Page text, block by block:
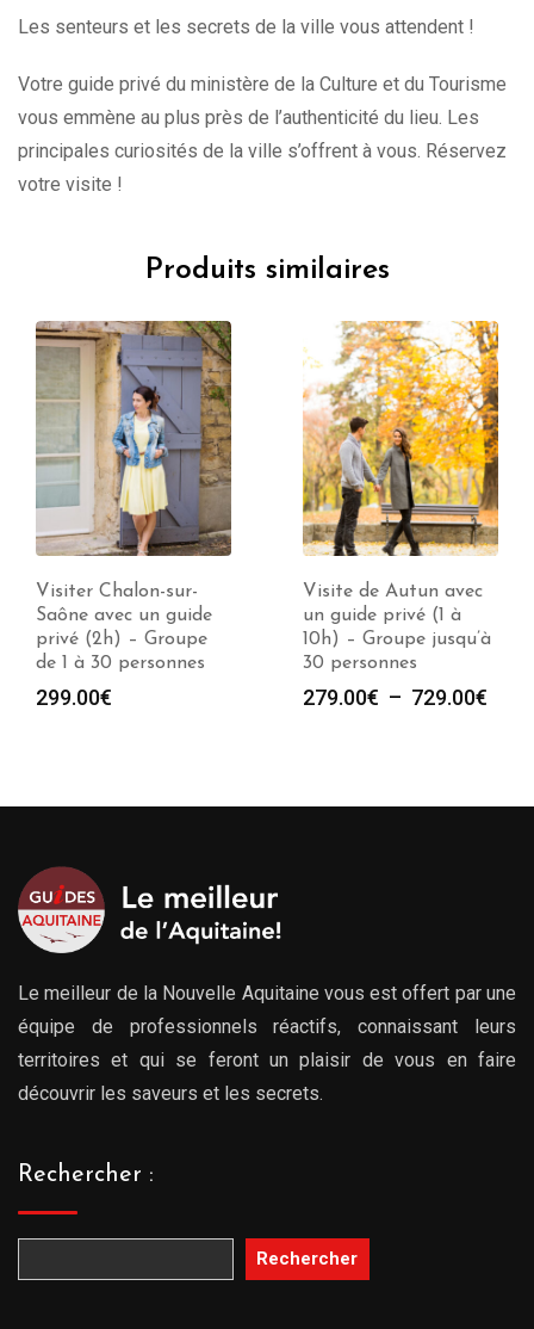
Les senteurs et les secrets de la ville vous attendent !
Votre guide privé du ministère de la Culture et du Tourisme
vous emmène au plus près de l’authenticité du lieu. Les
principales curiosités de la ville s’offrent à vous. Réservez
votre visite !
Produits similaires
Visite de Autun avec
un guide privé (1 à
10h) – Groupe jusqu’à
30 personnes
279.00€
à
Visite de Avallon avec
un guide privé (1 à
10h) – Groupe jusqu’à
30 personnes
279.00€ – 729.00€
à
Le meilleur de la Nouvelle Aquitaine vous est offert par une
équipe de professionnels réactifs, connaissant leurs
territoires et qui se feront un plaisir de vous en faire
découvrir les saveurs et les secrets.
Rechercher :
Rechercher